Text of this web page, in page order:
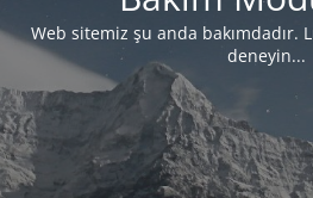
Web sitemiz şu anda bakımdadır.
deneyin...